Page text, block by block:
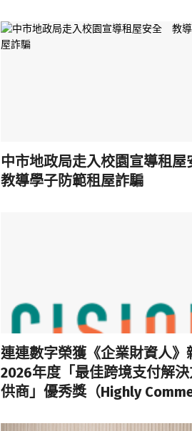
中市地政局走入校園宣導租
教導學子防範租屋詐騙
連連數字榮獲《企業財資人》
2026年度「最佳跨境支付解
供商」優秀獎（Highly